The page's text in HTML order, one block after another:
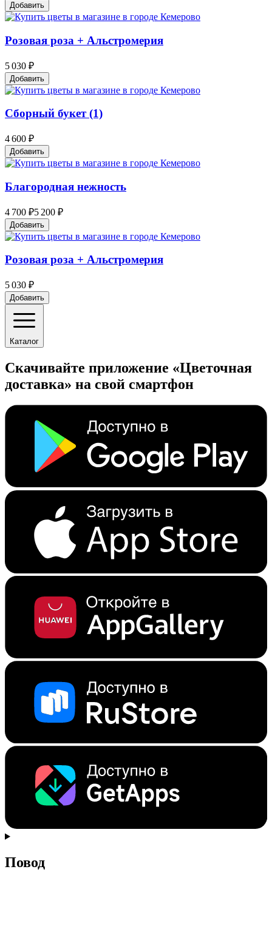
Добавить
Розовая роза + Альстромерия
5 030 ₽
Добавить
Сборный букет (1)
4 600 ₽
Добавить
Благородная нежность
4 700 ₽5 200 ₽
Добавить
Розовая роза + Альстромерия
5 030 ₽
Добавить
Каталог
Скачивайте приложение «Цветочная
доставка» на свой смартфон
Повод